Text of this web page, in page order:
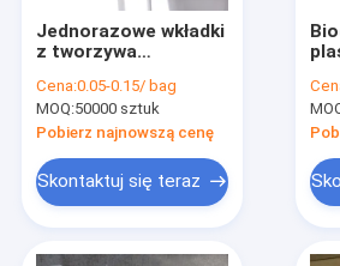
Jednorazowe wkładki
z tworzywa
przenośnego krzesła
toaletowego przy
łóżku
Cena:0.05-0.15/ bag
MOQ:50000 sztuk
Pobierz najnowszą cenę
Skontaktuj się teraz
do